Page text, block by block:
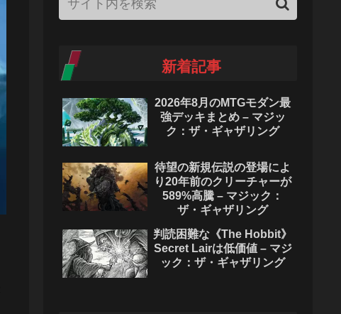
新着記事
2026年8月のMTGモダン最
強デッキまとめ – マジッ
ク：ザ・ギャザリング
待望の新規伝説の登場によ
り20年前のクリーチャーが
589%高騰 – マジック：
ザ・ギャザリング
判読困難な《The Hobbit》
Secret Lairは低価値 – マジ
ック：ザ・ギャザリング